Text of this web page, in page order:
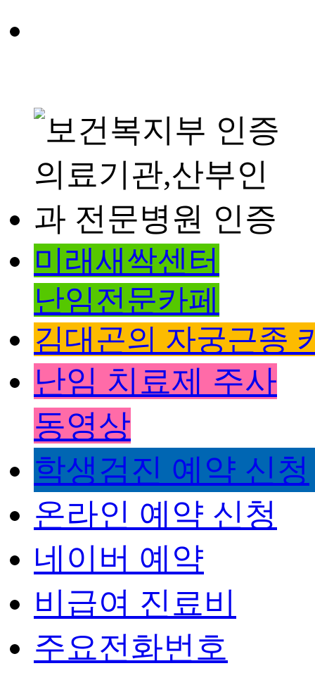
미래새싹센터
난임전문카페
김대곤의 자궁근종
난임 치료제 주사
동영상
학생검진 예약 신청
온라인 예약 신청
네이버 예약
비급여 진료비
주요전화번호